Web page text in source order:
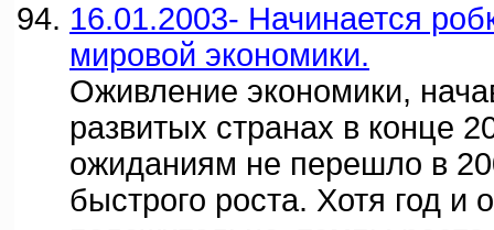
16.01.2003- Начинается
мировой экономики.
Оживление экономики,
развитых странах в конце
ожиданиям не перешло в
быстрого роста. Хотя год и